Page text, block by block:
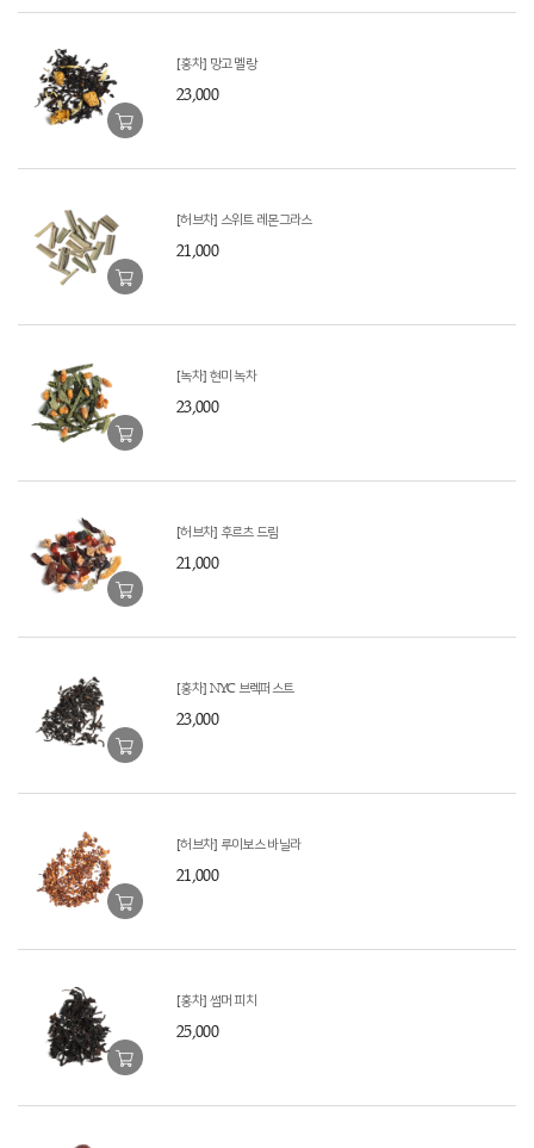
[홍차] 망고 멜랑
23,000
[허브차] 스위트 레몬그라스
21,000
[녹차] 현미 녹차
23,000
[허브차] 후르츠 드림
21,000
[홍차] NYC 브렉퍼스트
23,000
[허브차] 루이보스 바닐라
21,000
[홍차] 썸머 피치
25,000